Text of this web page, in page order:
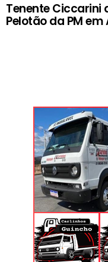
Tenente Ciccarini
Pelotão da PM